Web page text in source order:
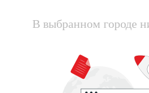
В выбранном городе